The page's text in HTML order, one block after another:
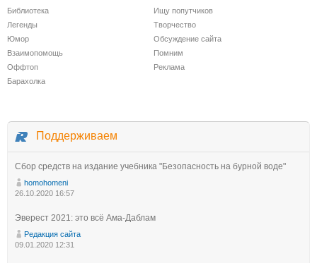
Библиотека
Ищу попутчиков
Легенды
Творчество
Юмор
Обсуждение сайта
Взаимопомощь
Помним
Оффтоп
Реклама
Барахолка
Поддерживаем
Сбор средств на издание учебника "Безопасность на бурной воде"
homohomeni
26.10.2020 16:57
Эверест 2021: это всё Ама-Даблам
Редакция сайта
09.01.2020 12:31